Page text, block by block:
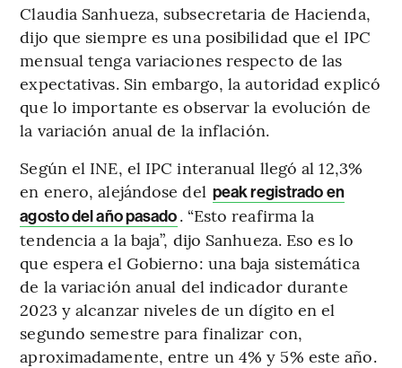
Claudia Sanhueza, subsecretaria de Hacienda,
dijo que siempre es una posibilidad que el IPC
mensual tenga variaciones respecto de las
expectativas. Sin embargo, la autoridad explicó
que lo importante es observar la evolución de
la variación anual de la inflación.
Según el INE, el IPC interanual llegó al 12,3%
en enero, alejándose del peak registrado en
agosto del año pasado. “Esto reafirma la
tendencia a la baja”, dijo Sanhueza. Eso es lo
que espera el Gobierno: una baja sistemática
de la variación anual del indicador durante
2023 y alcanzar niveles de un dígito en el
segundo semestre para finalizar con,
aproximadamente, entre un 4% y 5% este año.